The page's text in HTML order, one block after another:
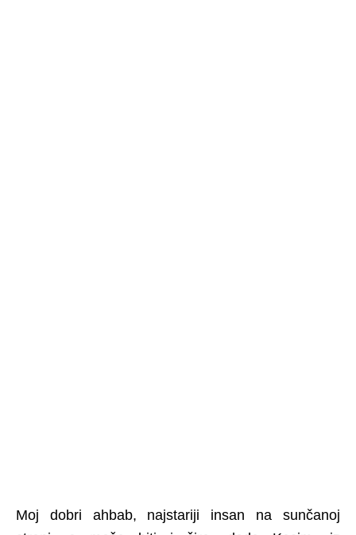
Moj dobri ahbab, najstariji insan na sunčanoj